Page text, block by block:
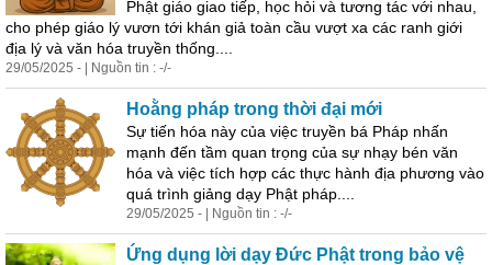
Phật giáo giao tiếp, học hỏi và tương tác với nhau,
cho phép giáo lý vươn tới khán giả toàn cầu vượt xa các ranh giới
địa lý và văn hóa truyền thống....
29/05/2025 - | Nguồn tin : -/-
Hoằng pháp trong thời đại mới
Sự tiến hóa này của việc truyền bá Pháp nhấn
mạnh đến tầm quan trọng của sự nhạy bén văn
hóa và việc tích hợp các thực hành địa phương vào
quá trình giảng dạy Phật pháp....
29/05/2025 - | Nguồn tin : -/-
Ứng dụng lời dạy Đức Phật trong bảo vệ